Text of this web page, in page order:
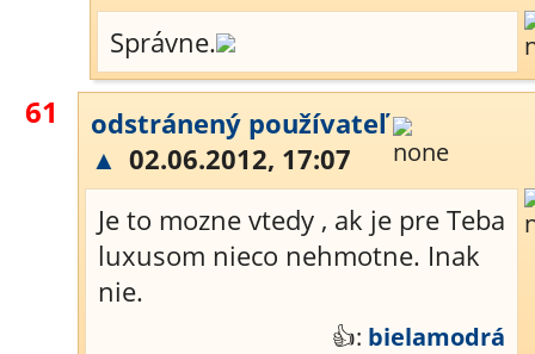
Správne.
61
odstránený používateľ
▲ 02.06.2012, 17:07
Je to mozne vtedy , ak je pre Teba
luxusom nieco nehmotne. Inak
nie.
👍: bielamodrá